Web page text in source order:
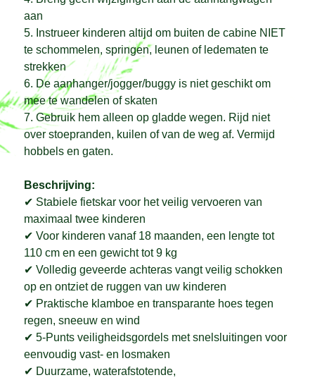
aan
5. Instrueer kinderen altijd om buiten de cabine NIET
te schommelen, springen, leunen of ledematen te
strekken
6. De aanhanger/jogger/buggy is niet geschikt om
mee te wandelen of skaten
7. Gebruik hem alleen op gladde wegen. Rijd niet
over stoepranden, kuilen of van de weg af. Vermijd
hobbels en gaten.
Beschrijving:
✔ Stabiele fietskar voor het veilig vervoeren van
maximaal twee kinderen
✔ Voor kinderen vanaf 18 maanden, een lengte tot
110 cm en een gewicht tot 9 kg
✔ Volledig geveerde achteras vangt veilig schokken
op en ontziet de ruggen van uw kinderen
✔ Praktische klamboe en transparante hoes tegen
regen, sneeuw en wind
✔ 5-Punts veiligheidsgordels met snelsluitingen voor
eenvoudig vast- en losmaken
✔ Duurzame, waterafstotende,